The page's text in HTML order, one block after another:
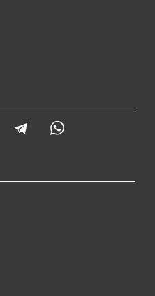
LinkedIn Telegram